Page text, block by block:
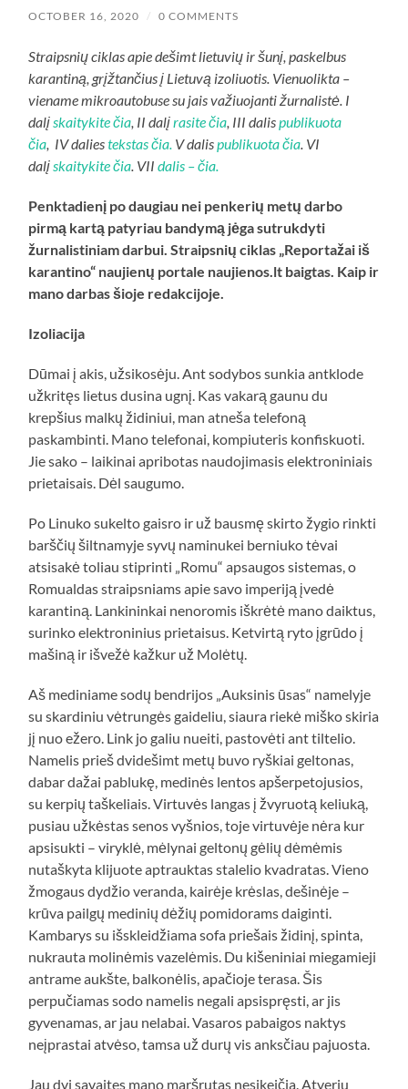
OCTOBER 16, 2020 / 0 COMMENTS
Straipsnių ciklas apie dešimt lietuvių ir šunį, paskelbus
karantiną, grįžtančius į Lietuvą izoliuotis. Vienuolikta –
viename mikroautobuse su jais važiuojanti žurnalistė. I
dalįskaitykite čia, II dalįrasite čia, III dalispublikuota
čia, IV daliestekstas čia. V dalispublikuota čia. VI
dalįskaitykite čia. VII dalis – čia.
Penktadienį po daugiau nei penkerių metų darbo
pirmą kartą patyriau bandymą jėga sutrukdyti
žurnalistiniam darbui. Straipsnių ciklas „Reportažai iš
karantino“ naujienų portale naujienos.lt baigtas. Kaip ir
mano darbas šioje redakcijoje.
Izoliacija
Dūmai į akis, užsikosėju. Ant sodybos sunkia antklode
užkritęs lietus dusina ugnį. Kas vakarą gaunu du
krepšius malkų židiniui, man atneša telefoną
paskambinti. Mano telefonai, kompiuteris konfiskuoti.
Jie sako – laikinai apribotas naudojimasis elektroniniais
prietaisais. Dėl saugumo.
Po Linuko sukelto gaisro ir už bausmę skirto žygio rinkti
barščių šiltnamyje syvų naminukei berniuko tėvai
atsisakė toliau stiprinti „Romu“ apsaugos sistemas, o
Romualdas straipsniams apie savo imperiją įvedė
karantiną. Lankininkai nenoromis iškrėtė mano daiktus,
surinko elektroninius prietaisus. Ketvirtą ryto įgrūdo į
mašiną ir išvežė kažkur už Molėtų.
Aš mediniame sodų bendrijos „Auksinis ūsas“ namelyje
su skardiniu vėtrungės gaideliu, siaura riekė miško skiria
jį nuo ežero. Link jo galiu nueiti, pastovėti ant tiltelio.
Namelis prieš dvidešimt metų buvo ryškiai geltonas,
dabar dažai pablukę, medinės lentos apšerpetojusios,
su kerpių taškeliais. Virtuvės langas į žvyruotą keliuką,
pusiau užkėstas senos vyšnios, toje virtuvėje nėra kur
apsisukti – viryklė, mėlynai geltonų gėlių dėmėmis
nutaškyta klijuote aptrauktas stalelio kvadratas. Vieno
žmogaus dydžio veranda, kairėje krėslas, dešinėje –
krūva pailgų medinių dėžių pomidorams daiginti.
Kambarys su išskleidžiama sofa priešais židinį, spinta,
nukrauta molinėmis vazelėmis. Du kišeniniai miegamieji
antrame aukšte, balkonėlis, apačioje terasa. Šis
perpučiamas sodo namelis negali apsispręsti, ar jis
gyvenamas, ar jau nelabai. Vasaros pabaigos naktys
neįprastai atvėso, tamsa už durų vis anksčiau pajuosta.
Jau dvi savaites mano maršrutas nesikeičia. Atveriu